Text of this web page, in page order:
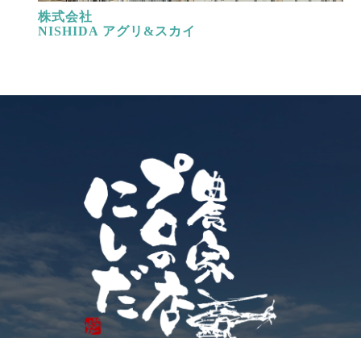
株式会社
NISHIDA アグリ&スカイ